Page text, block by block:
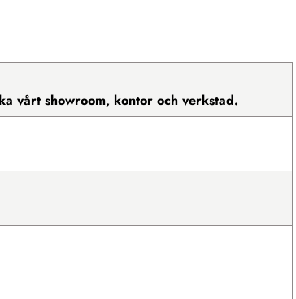
vårt showroom, kontor och verkstad.